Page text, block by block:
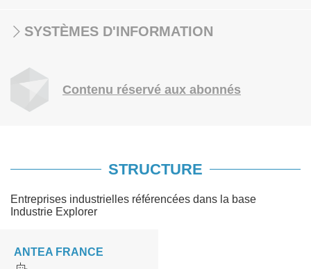
SYSTÈMES D'INFORMATION
Contenu réservé aux abonnés
STRUCTURE
Entreprises industrielles référencées dans la base
Industrie Explorer
ANTEA FRANCE